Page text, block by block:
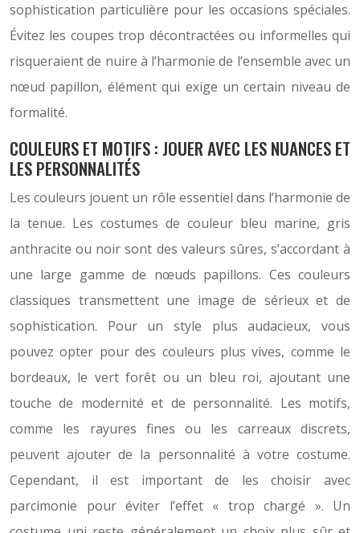
sophistication particulière pour les occasions spéciales.
Évitez les coupes trop décontractées ou informelles qui
risqueraient de nuire à l’harmonie de l’ensemble avec un
nœud papillon, élément qui exige un certain niveau de
formalité.
COULEURS ET MOTIFS : JOUER AVEC LES NUANCES ET
LES PERSONNALITÉS
Les couleurs jouent un rôle essentiel dans l’harmonie de
la tenue. Les costumes de couleur bleu marine, gris
anthracite ou noir sont des valeurs sûres, s’accordant à
une large gamme de nœuds papillons. Ces couleurs
classiques transmettent une image de sérieux et de
sophistication. Pour un style plus audacieux, vous
pouvez opter pour des couleurs plus vives, comme le
bordeaux, le vert forêt ou un bleu roi, ajoutant une
touche de modernité et de personnalité. Les motifs,
comme les rayures fines ou les carreaux discrets,
peuvent ajouter de la personnalité à votre costume.
Cependant, il est important de les choisir avec
parcimonie pour éviter l’effet « trop chargé ». Un